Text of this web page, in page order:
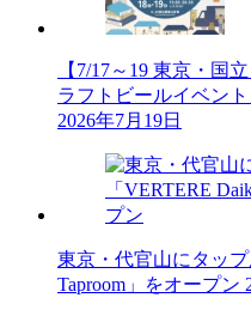
【7/17～19 東京・国
ラフトビールイベン
2026年7月19日
東京・代官山にタップ
Taproom」をオープン